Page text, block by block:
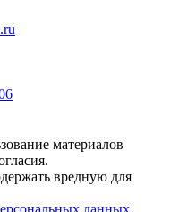
материалов
вредную для
данных